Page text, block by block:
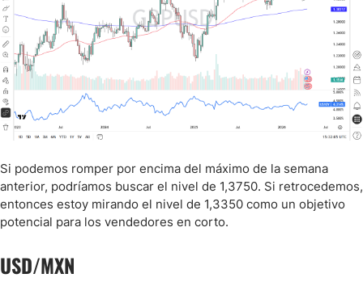
Si podemos romper por encima del máximo de la semana
anterior, podríamos buscar el nivel de 1,3750. Si retrocedemos,
entonces estoy mirando el nivel de 1,3350 como un objetivo
potencial para los vendedores en corto.
USD/MXN